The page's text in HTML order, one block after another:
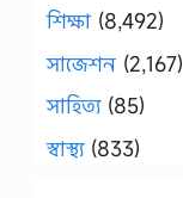
শিক্ষা (8,492)
সাজেশন (2,167)
সাহিত্য(85)
স্বাস্থ্য(833)